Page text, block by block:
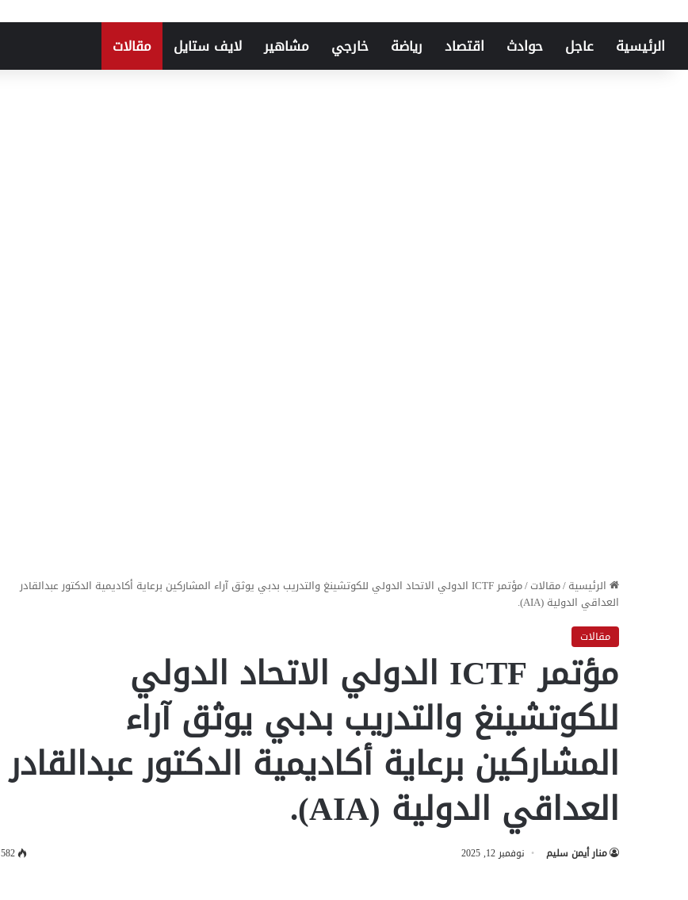
الرئيسية عاجل حوادث اقتصاد رياضة خارجي مشاهير لايف ستايل مقالات
الرئيسية/مقالات/
مؤتمر ICTF الدولي الاتحاد الدولي للكوتشينغ والتدريب بدبي يوثق آراء المشاركين برعاية أكاديمية الدكتور عبدالقادر
العداقي الدولية (AIA).
مقالات
مؤتمر ICTF الدولي الاتحاد الدولي
للكوتشينغ والتدريب بدبي يوثق آراء
المشاركين برعاية أكاديمية الدكتور عبدالقادر
العداقي الدولية (AIA).
منار أيمن سليم نوفمبر 12, 2025 582